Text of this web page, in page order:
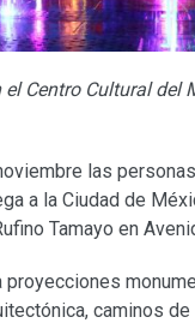
el Centro Cultural
las
a la Ciudad de
Tamayo en
caminos